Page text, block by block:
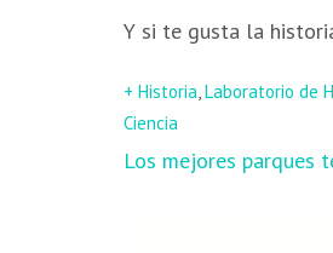
Y si te gusta la
+ Historia,Laboratorio de
Ciencia
Navegación
Los mejores parques